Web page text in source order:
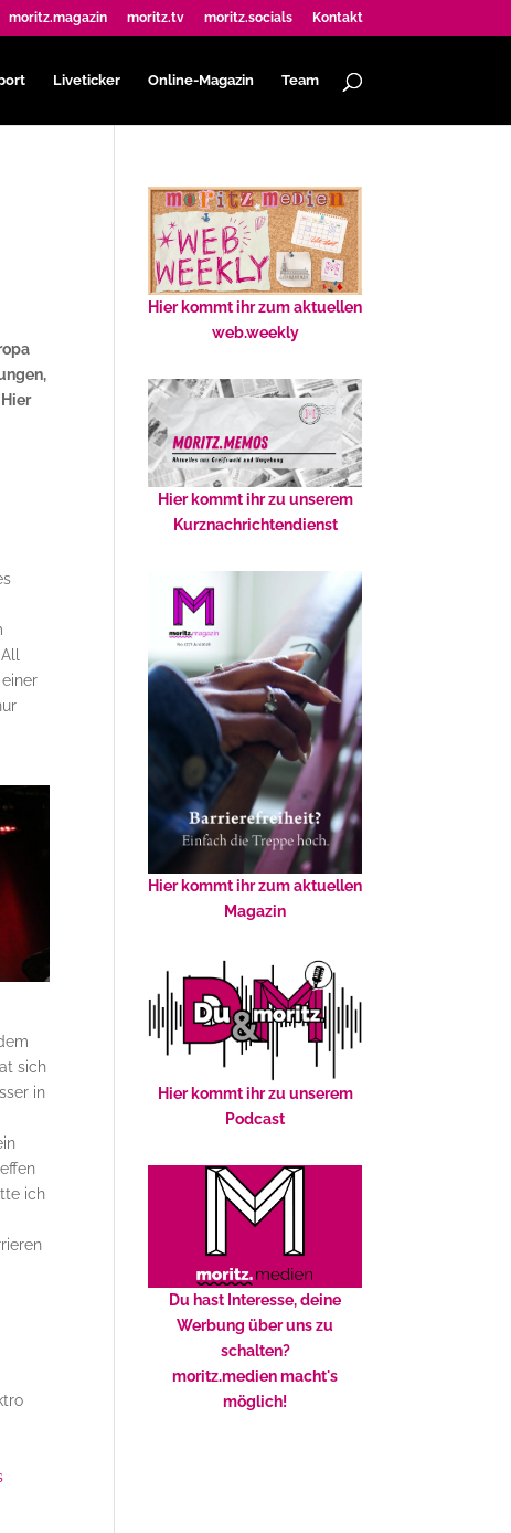
moritz.magazin moritz.tv moritz.socials Kontakt
Liveticker Online-Magazin Team
sich
in
ich
Hier kommt ihr zum aktuellen
web.weekly
Hier kommt ihr zu unserem
Kurznachrichtendienst
Hier kommt ihr zum aktuellen
Magazin
Hier kommt ihr zu unserem
Podcast
Du hast Interesse, deine
Werbung über uns zu
schalten?
moritz.medien macht's
möglich!